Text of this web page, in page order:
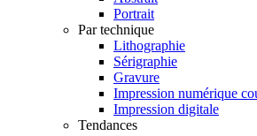
Portrait
Par technique
Lithographie
Sérigraphie
Gravure
Impression numérique
Impression digitale
Tendances